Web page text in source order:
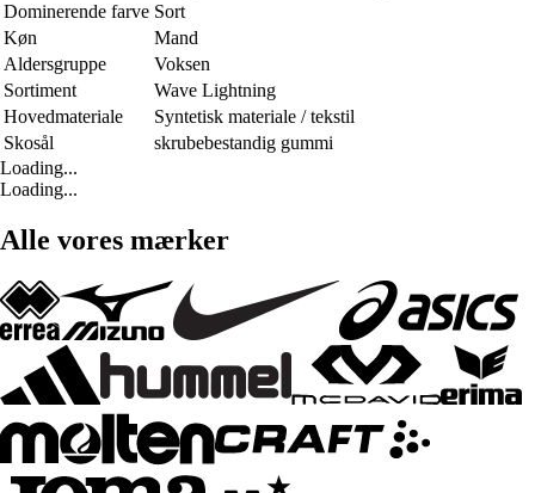
Dominerende farve Sort
Køn
Mand
Aldersgruppe
Voksen
Sortiment
Wave Lightning
Hovedmateriale
Syntetisk materiale / tekstil
Skosål
skrubebestandig gummi
Loading...
Loading...
Alle vores mærker